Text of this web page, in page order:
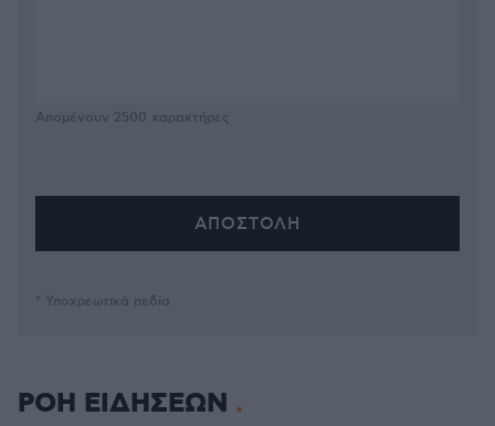
Απομένουν 2500 χαρακτήρες
* Υποχρεωτικά πεδία
ΡΟΗ ΕΙΔΗΣΕΩΝ